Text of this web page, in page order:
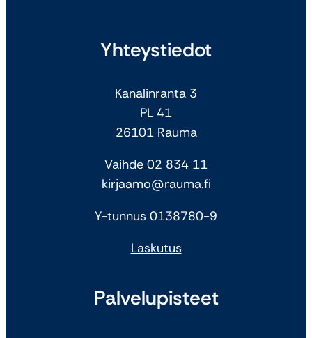
Yhteystiedot
Kanalinranta 3
PL 41
26101 Rauma
Vaihde 02 834 11
kirjaamo@rauma.fi
Y-tunnus 0138780-9
Laskutus
Palvelupisteet